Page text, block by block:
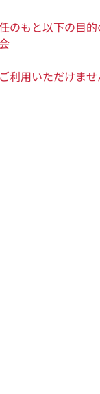
もと以下の目的
用いただけませ